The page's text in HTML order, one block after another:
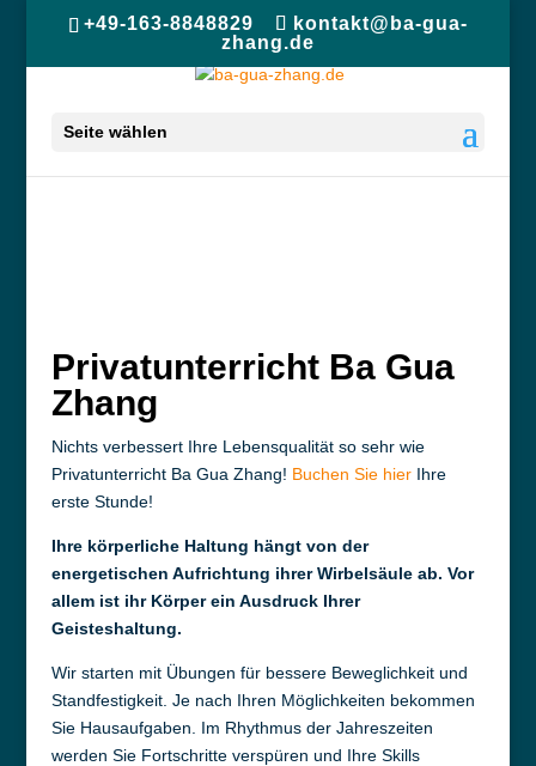
+49-163-8848829
kontakt@ba-gua-
zhang.de
Seite wählen
Privatunterricht Ba Gua
Zhang
Nichts verbessert Ihre Lebensqualität so sehr wie
Privatunterricht Ba Gua Zhang! Buchen Sie hierIhre
erste Stunde!
Ihre körperliche Haltung hängt von der
energetischen Aufrichtung ihrer Wirbelsäule ab. Vor
allem ist ihr Körper ein Ausdruck Ihrer
Geisteshaltung.
Wir starten mit Übungen für bessere Beweglichkeit und
Standfestigkeit. Je nach Ihren Möglichkeiten bekommen
Sie Hausaufgaben. Im Rhythmus der Jahreszeiten
werden Sie Fortschritte verspüren und Ihre Skills